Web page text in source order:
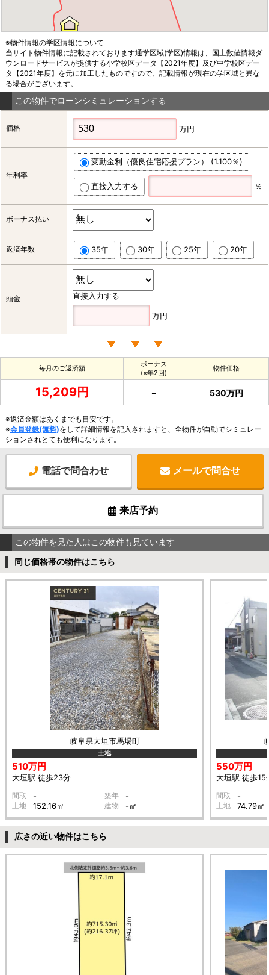
※物件情報の学区情報について
当サイト物件情報に記載されております通学区域(学区)情報は、国土数値情報ダ
ウンロードサービスが提供する小学校区データ【2021年度】及び中学校区デー
タ【2021年度】を元に加工したものですので、記載情報が現在の学区域と異な
る場合がございます。
この物件でローンシミュレーションする
価格 万円
年利率
変動金利（優良住宅応援プラン） (1.100％)
直接入力する ％
ボーナス払い
返済年数 35年 30年 25年 20年
頭金 直接入力する
万円
毎月のご返済額
ボーナス
(×年2回)
物件価格
15,209円 － 530万円
※返済金額はあくまでも目安です。
※会員登録(無料)をして詳細情報を記入されますと、全物件が自動でシミュレー
ションされとても便利になります。
電話で問合わせ メールで問合せ
来店予約
この物件を見た人はこの物件も見ています
同じ価格帯の物件はこちら
岐阜県大垣市馬場町
土地
510万円
大垣駅 徒歩23分
間取 - 築年 -
土地 152.16㎡ 建物 -㎡
550万円
大垣駅 徒歩15
間取 -
土地 74.79㎡
広さの近い物件はこちら